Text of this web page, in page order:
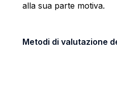
alla sua parte motiva.
Metodi di valutazione